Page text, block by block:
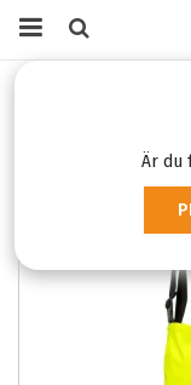
Är du